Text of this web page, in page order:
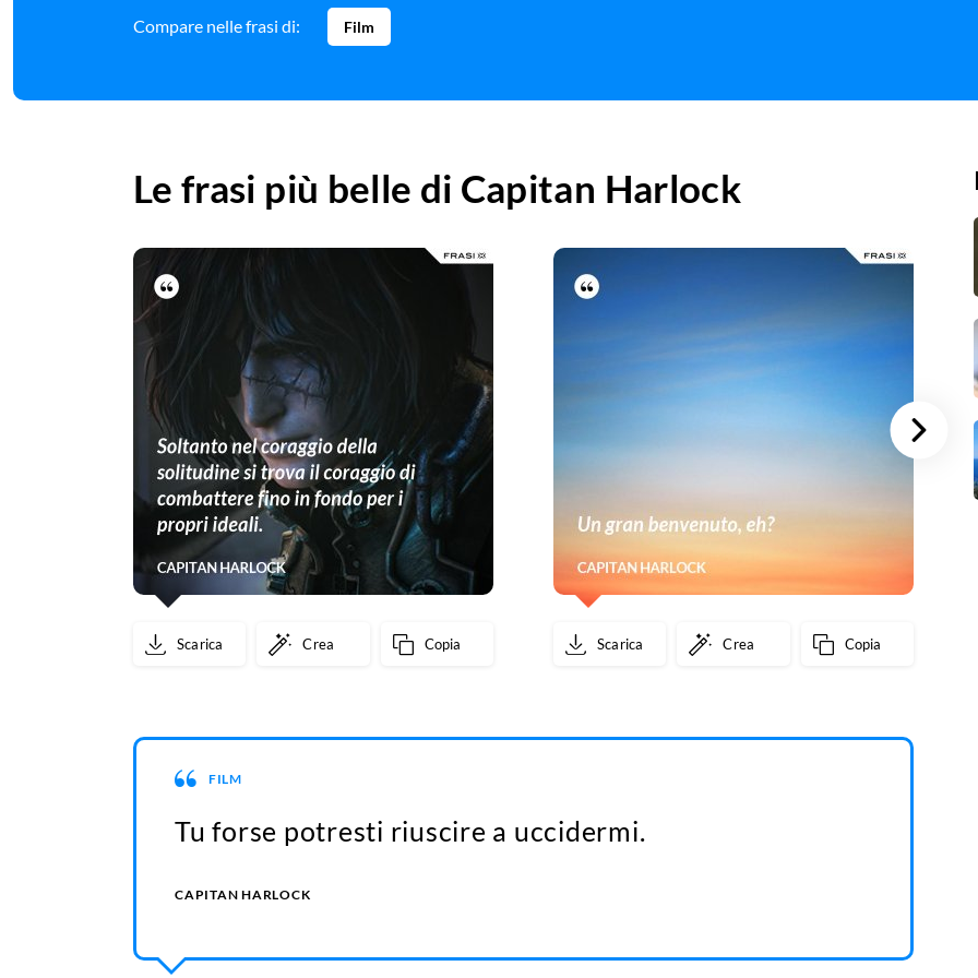
Compare nelle frasi di: Film
Le frasi più belle di Capitan Harlock
Scarica Crea Copia Scarica Crea Copia
FILM
Tu forse potresti riuscire a uccidermi.
CAPITAN HARLOCK